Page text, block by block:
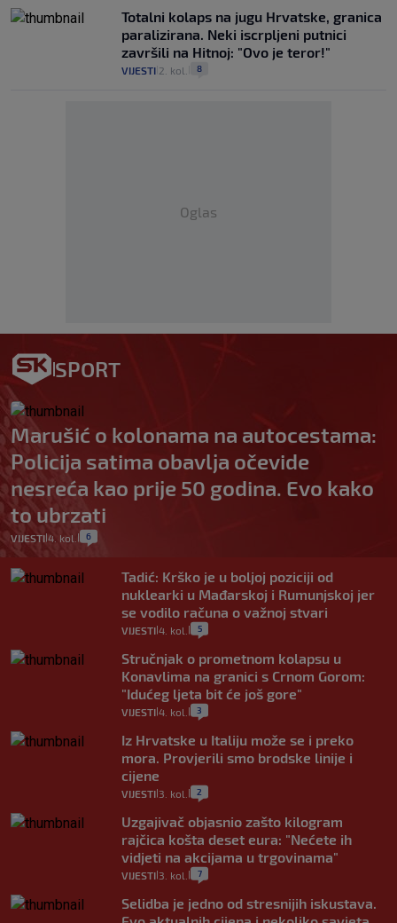
Totalni kolaps na jugu Hrvatske, granica
paralizirana. Neki iscrpljeni putnici
završili na Hitnoj: "Ovo je teror!"
VIJESTI 2. kol. 8
Oglas
SPORT
Marušić o kolonama na autocestama:
Policija satima obavlja očevide
nesreća kao prije 50 godina. Evo kako
to ubrzati
VIJESTI 4. kol. 6
Tadić: Krško je u boljoj poziciji od
nuklearki u Mađarskoj i Rumunjskoj jer
se vodilo računa o važnoj stvari
VIJESTI 4. kol. 5
Stručnjak o prometnom kolapsu u
Konavlima na granici s Crnom Gorom:
"Idućeg ljeta bit će još gore"
VIJESTI 4. kol. 3
Iz Hrvatske u Italiju može se i preko
mora. Provjerili smo brodske linije i
cijene
VIJESTI 3. kol. 2
Uzgajivač objasnio zašto kilogram
rajčica košta deset eura: "Nećete ih
vidjeti na akcijama u trgovinama"
VIJESTI 3. kol. 7
Selidba je jedno od stresnijih iskustava.